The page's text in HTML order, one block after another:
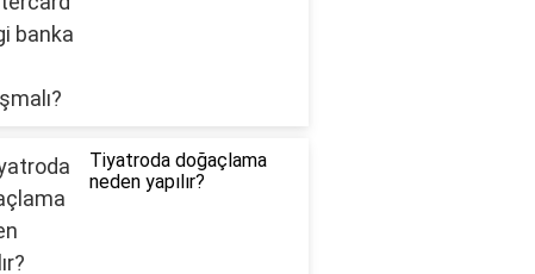
Tiyatroda doğaçlama
neden yapılır?